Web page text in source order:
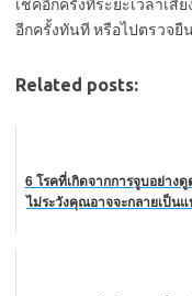
เช็คอีกครั้งที่ระยะเวลาเ
อีกครั้งทันที หรือไปตรวจยื
Related posts:
6 โรคที่เกิดจากการจูบอย่าง
ไม่ระวังคุณอาจจะกลายเป็น